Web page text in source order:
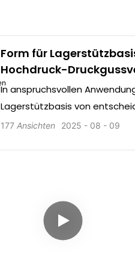
Form für
Hochdruck-
In anspruchsvollen
Lagerstützbasis von
Bedeutung – sie bildet die
Lagerstützbasen ermöglicht.
2025 08 09
177 Ansichten